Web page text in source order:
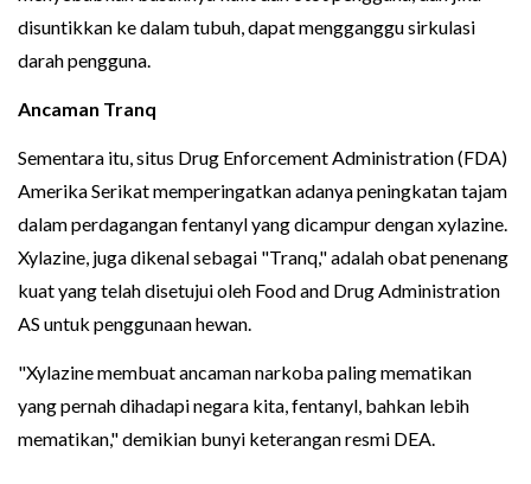
disuntikkan ke dalam tubuh, dapat mengganggu sirkulasi
darah pengguna.
Ancaman Tranq
Sementara itu, situs Drug Enforcement Administration (FDA)
Amerika Serikat memperingatkan adanya peningkatan tajam
dalam perdagangan fentanyl yang dicampur dengan xylazine.
Xylazine, juga dikenal sebagai "Tranq," adalah obat penenang
kuat yang telah disetujui oleh Food and Drug Administration
AS untuk penggunaan hewan.
"Xylazine membuat ancaman narkoba paling mematikan
yang pernah dihadapi negara kita, fentanyl, bahkan lebih
mematikan," demikian bunyi keterangan resmi DEA.